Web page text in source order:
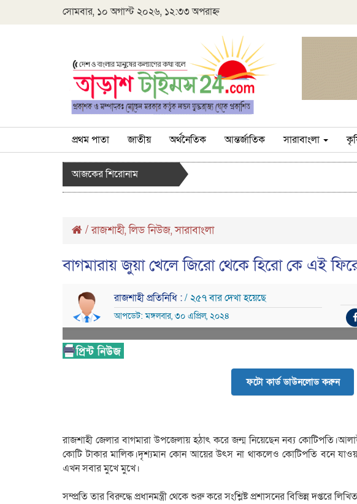
সোমবার, ১০ অগাস্ট ২০২৬, ১২:৩৩ অপরাহ্ন
প্রথম পাতা জাতীয় অর্থনৈতিক আন্তর্জাতিক সারাবাংলা
আজকের শিরোনাম
/রাজশাহী,লিড নিউজ,সারাবাংলা
বাগমারায় জুয়া খেলে জিরো থেকে হিরো কে এই
রাজশাহী প্রতিনিধি :/ ২৫৭ বার দেখা হয়েছে
আপডেট: মঙ্গলবার, ৩০ এপ্রিল, ২০২৪
ফটো কার্ড ডাউনলোড করুন
রাজশাহী জেলার বাগমারা উপজেলায় হঠাৎ করে জন্ম নিয়েছেন নব্য
কোটি টাকার মালিক।দৃশ্যমান কোন আয়ের উৎস না থাকলেও কোটিপতি বনে
এখন সবার মুখে মুখে।
সম্প্রতি তার বিরুদ্ধে প্রধানমন্ত্রী থেকে শুরু করে সংশ্লিষ্ট প্রশাসনের বিভিন্ন দপ্তরে